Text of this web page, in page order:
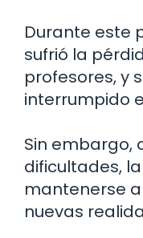
Durante este
sufrió la
profesores, y
interrumpido
Sin embargo,
dificultades,
mantenerse
nuevas